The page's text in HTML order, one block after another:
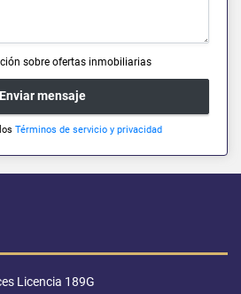
sobre ofertas inmobiliarias
Enviar mensaje
Términos de servicio y privacidad
Licencia 189G